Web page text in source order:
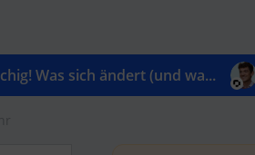
Was sich ändert (und wa...